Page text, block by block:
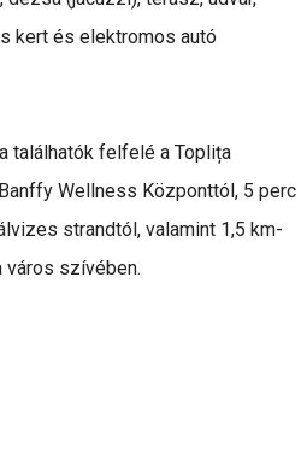
kert és elektromos autó
találhatók felfelé a Toplița
Wellness Központtól, 5 perc
strandtól, valamint 1,5 km-
város szívében.